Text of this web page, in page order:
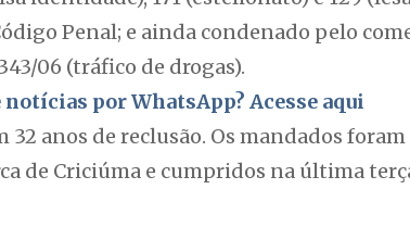
Penal; e ainda condenado pelo
06 (tráfico de drogas).
por WhatsApp? Acesse aqui
32 anos de reclusão. Os mandados
de Criciúma e cumpridos na última